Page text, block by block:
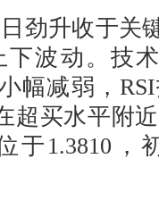
升收于关
下波动。技
幅减弱，
超买水平附
于1.3810，